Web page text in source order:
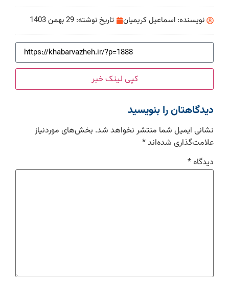
نویسنده: اسماعیل کریمیان تاریخ نوشته: 29 بهمن 1403
کپی لینک خبر
دیدگاهتان را بنویسید
نشانی ایمیل شما منتشر نخواهد شد. بخش‌های موردنیاز
علامت‌گذاری شده‌اند*
دیدگاه*